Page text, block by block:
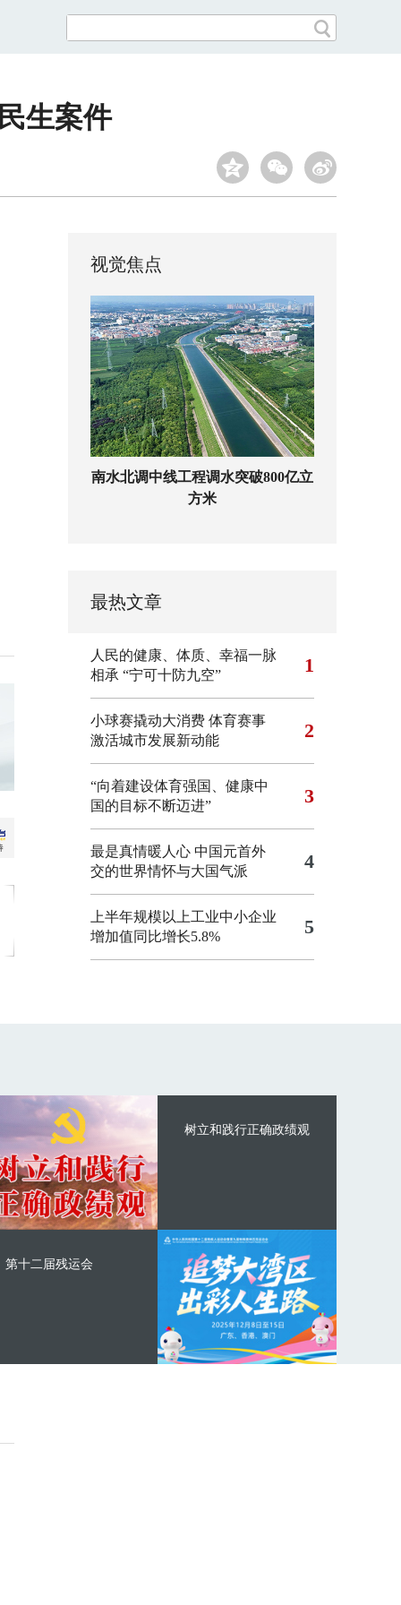
生案件
视觉焦点
南水北调中线工程调水突破800亿立
方米
最热文章
人民的健康、体质、幸福一脉
相承 “宁可十防九空” 1
小球赛撬动大消费 体育赛事
激活城市发展新动能
2
“向着建设体育强国、健康中
国的目标不断迈进”
3
最是真情暖人心 中国元首外
交的世界情怀与大国气派
4
上半年规模以上工业中小企业
增加值同比增长5.8%
5
树立和践行正确政绩观
第十二届残运会